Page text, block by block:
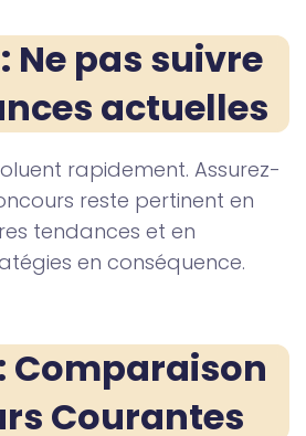
Ne pas suivre
actuelles
rapidement. Assurez-
reste pertinent en
tendances et en
en conséquence.
Comparaison
Courantes